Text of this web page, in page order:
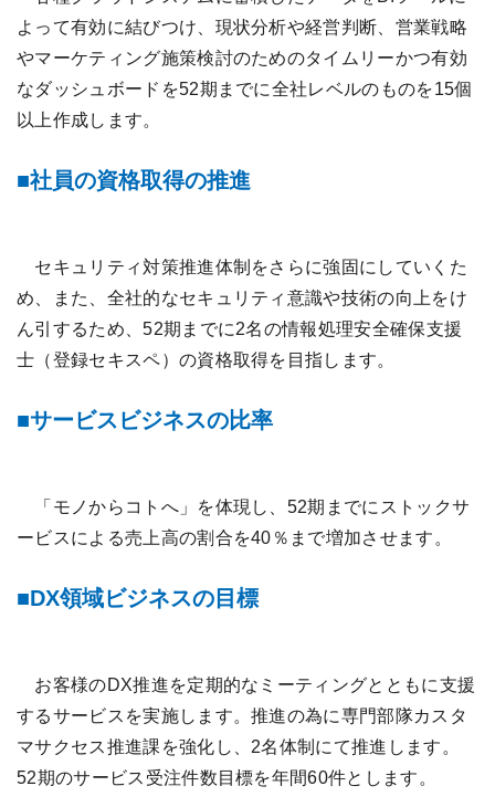
よって有効に結びつけ、現状分析や経営判断、営業戦略
やマーケティング施策検討のためのタイムリーかつ有効
なダッシュボードを52期までに全社レベルのものを15個
以上作成します。
社員の資格取得の推進
セキュリティ対策推進体制をさらに強固にしていくた
め、また、全社的なセキュリティ意識や技術の向上をけ
ん引するため、52期までに2名の情報処理安全確保支援
士（登録セキスペ）の資格取得を目指します。
サービスビジネスの比率
「モノからコトへ」を体現し、52期までにストックサ
ービスによる売上高の割合を40％まで増加させます。
DX領域ビジネスの目標
お客様のDX推進を定期的なミーティングとともに支援
するサービスを実施します。推進の為に専門部隊カスタ
マサクセス推進課を強化し、2名体制にて推進します。
52期のサービス受注件数目標を年間60件とします。